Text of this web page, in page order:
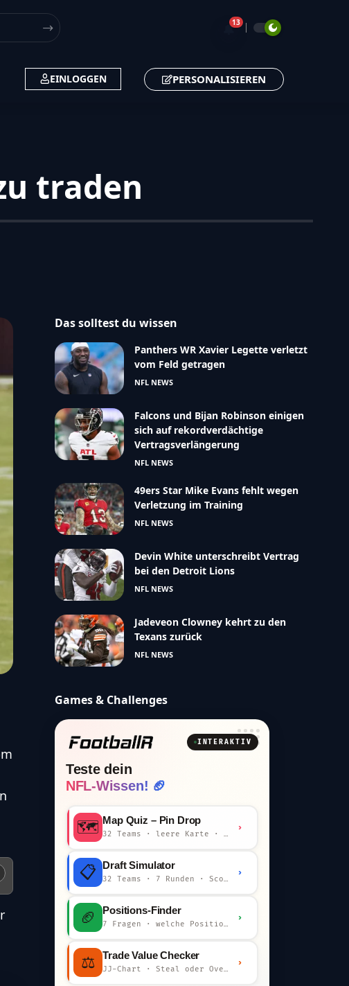
🔔13
EINLOGGEN PERSONALISIEREN
traden
Das solltest du wissen
Panthers WR Xavier Legette verletzt
vom Feld getragen
NFL NEWS
Falcons und Bijan Robinson einigen
sich auf rekordverdächtige
Vertragsverlängerung
NFL NEWS
49ers Star Mike Evans fehlt wegen
Verletzung im Training
NFL NEWS
Devin White unterschreibt Vertrag
bei den Detroit Lions
NFL NEWS
Jadeveon Clowney kehrt zu den
Texans zurück
NFL NEWS
Games & Challenges
INTERAKTIV
Teste dein
NFL-Wissen! 🏈
🗺️ Map Quiz – Pin Drop
32 Teams · leere Karte · km-Wertung
›
📋 Draft Simulator
32 Teams · 7 Runden · Scout-Kommentar
›
🏈 Positions-Finder
7 Fragen · welche Position bist du?
›
⚖️ Trade Value Checker
JJ-Chart · Steal oder Overpay?
›